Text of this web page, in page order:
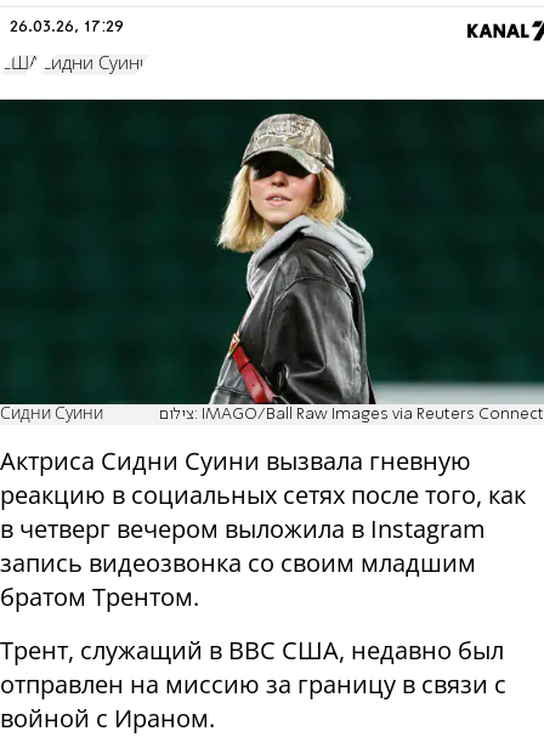
26.03.26, 17:29
США Сидни Суини
Сидни Суини צילום: IMAGO/Ball Raw Images via Reuters Connect
Актриса Сидни Суини вызвала гневную
реакцию в социальных сетях после того, как
в четверг вечером выложила в Instagram
запись видеозвонка со своим младшим
братом Трентом.
Трент, служащий в ВВС США, недавно был
отправлен на миссию за границу в связи с
войной с Ираном.